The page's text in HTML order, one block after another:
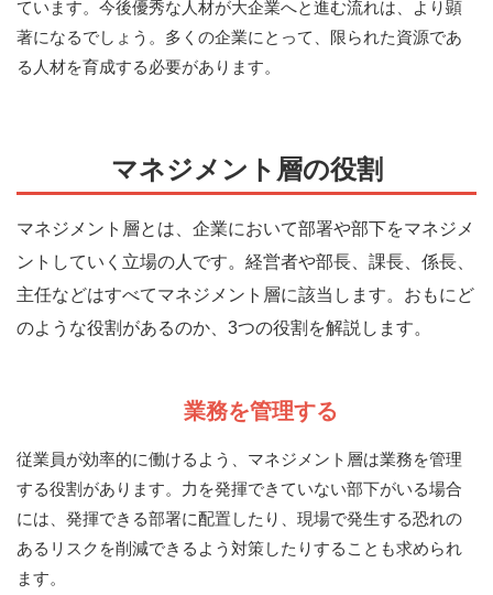
ています。今後優秀な人材が大企業へと進む流れは、より顕
著になるでしょう。多くの企業にとって、限られた資源であ
る人材を育成する必要があります。
マネジメント層の役割
マネジメント層とは、企業において部署や部下をマネジメ
ントしていく立場の人です。経営者や部長、課長、係長、
主任などはすべてマネジメント層に該当します。おもにど
のような役割があるのか、3つの役割を解説します。
業務を管理する
従業員が効率的に働けるよう、マネジメント層は業務を管理
する役割があります。力を発揮できていない部下がいる場合
には、発揮できる部署に配置したり、現場で発生する恐れの
あるリスクを削減できるよう対策したりすることも求められ
ます。